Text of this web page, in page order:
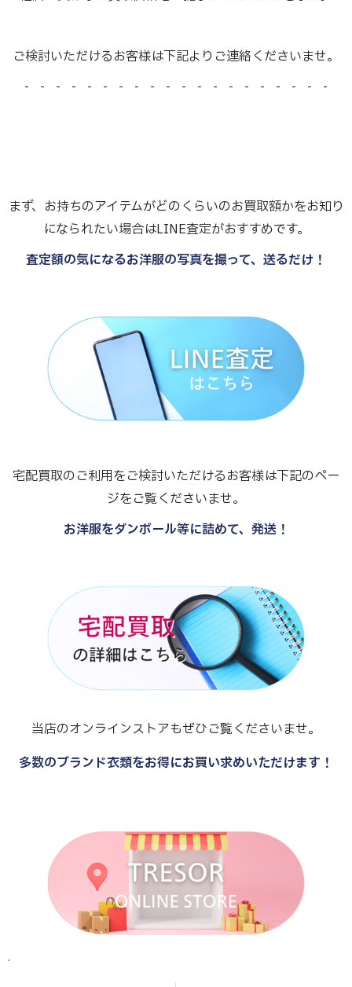
ご検討いただけるお客様は下記よりご連絡くださいませ。
- - - - - - - - - - - - - - - - - - - -
まず、お持ちのアイテムがどのくらいのお買取額かをお知り
になられたい場合はLINE査定がおすすめです。
査定額の気になるお洋服の写真を撮って、送るだけ！
宅配買取のご利用をご検討いただけるお客様は下記のペー
ジをご覧くださいませ。
お洋服をダンボール等に詰めて、発送！
当店のオンラインストアもぜひご覧くださいませ。
多数のブランド衣類をお得にお買い求めいただけます！
.